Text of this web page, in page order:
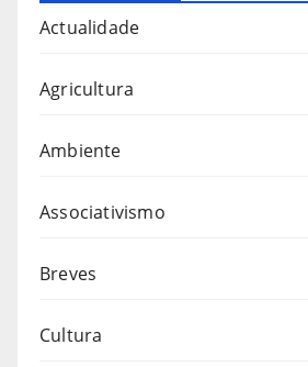
Actualidade
Agricultura
Ambiente
Associativismo
Breves
Cultura